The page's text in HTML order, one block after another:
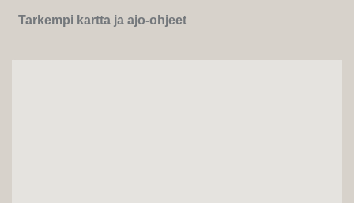
Tarkempi kartta ja ajo-ohjeet